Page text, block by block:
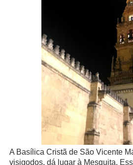
A Basílica Cristã de São Vicente
visigodos, dá lugar à Mesquita.